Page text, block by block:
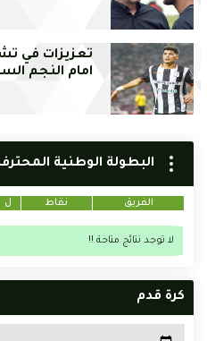
تعزيزات في
امام النجم
البطولة الوطنية
الفريق نقاط ل
لا توجد نتائج متاحة !!
كرة قدم